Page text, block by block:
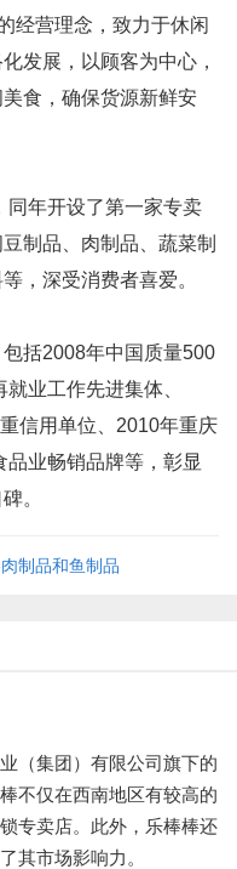
经营理念，致力于休闲
发展，以顾客为中心，
食，确保货源新鲜安
同年开设了第一家专卖
制品、肉制品、蔬菜制
，深受消费者喜爱。
括2008年中国质量500
业工作先进集体、
信用单位、2010年重庆
业畅销品牌等，彰显
。
制品和鱼制品
（集团）有限公司旗下的
不仅在西南地区有较高的
专卖店。此外，乐棒棒还
其市场影响力。